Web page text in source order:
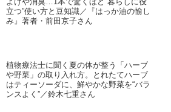
立つ”使い方と豆知識／『はっか油の愉し
み』著者・前田京子さん
植物療法士に聞く夏の体が整う「ハーブ
や野菜」の取り入れ方。とれたてハーブ
はティーソーダに、鮮やかな野菜を“バラ
ンスよく”／鈴木七重さん